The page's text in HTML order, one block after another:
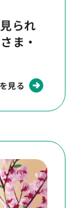
られ
ま・
見る